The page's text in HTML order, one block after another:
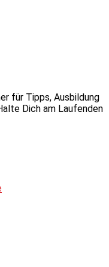
für Tipps, Ausbildung
Dich am Laufenden